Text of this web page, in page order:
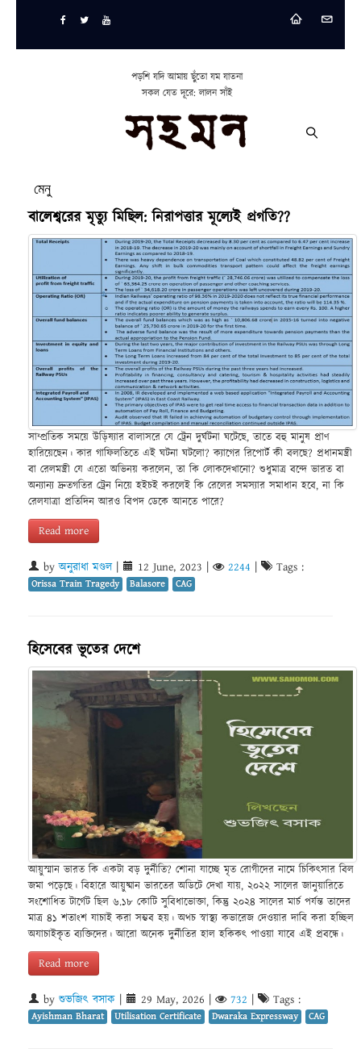
পড়শি যদি আমায় ছুঁতো যম যাতনা
সকল যেত দূরে: লালন সাঁই
মেনু
বালেশ্বরের মৃত্যু মিছিল: নিরাপত্তার মূল্যেই প্রগতি??
সাম্প্রতিক সময়ে উড়িষ্যার বালাসরে যে ট্রেন দুর্ঘটনা ঘটেছে, তাতে বহু মানুষ প্রাণ
হারিয়েছেন। কার গাফিলতিতে এই ঘটনা ঘটলো? ক্যাগের রিপোর্ট কী বলছে? প্রধানমন্ত্রী
বা রেলমন্ত্রী যে এতো অভিনয় করলেন, তা কি লোকদেখানো? শুধুমাত্র বন্দে ভারত বা
অন্যান্য দ্রুতগতির ট্রেন নিয়ে হইচই করলেই কি রেলের সমস্যার সমাধান হবে, না কি
রেলযাত্রা প্রতিদিন আরও বিপদ ডেকে আনতে পারে?
Read more
byঅনুরাধা মণ্ডল| 12 June, 2023 2244 Tags :
Orissa Train Tragedy Balasore CAG
হিসেবের ভূতের দেশে
আয়ুস্মান ভারত কি একটা বড় দুর্নীতি? শোনা যাচ্ছে মৃত রোগীদের নামে চিকিৎসার বিল
জমা পড়েছে। বিহারে আয়ুষ্মান ভারতের অডিটে দেখা যায়, ২০২২ সালের জানুয়ারিতে
সংশোধিত টার্গেট ছিল ৬.১৮ কোটি সুবিধাভোক্তা, কিন্তু ২০২৪ সালের মার্চ পর্যন্ত তাদের
মাত্র ৪১ শতাংশ যাচাই করা সম্ভব হয়। অথচ স্বাস্থ্য কভারেজ দেওয়ার দাবি করা হচ্ছিল
অযাচাইকৃত ব্যক্তিদের। আরো অনেক দুর্নীতির হাল হকিকৎ পাওয়া যাবে এই প্রবন্ধে।
Read more
by শুভজিৎ বসাক 29 May, 2026 732 Tags :
Ayishman Bharat Utilisation Certificate Dwaraka Expressway CAG